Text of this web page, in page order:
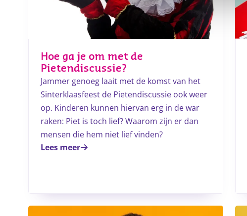
Hoe ga je om met de
Pietendiscussie?
Jammer genoeg laait met de komst van het
Sinterklaasfeest de Pietendiscussie ook weer
op. Kinderen kunnen hiervan erg in de war
raken: Piet is toch lief? Waarom zijn er dan
mensen die hem niet lief vinden?
Lees meer